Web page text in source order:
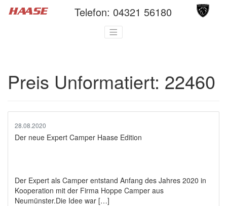
Telefon: 04321 56180
Preis Unformatiert: 22460
28.08.2020
Der neue Expert Camper Haase Edition
Der Expert als Camper entstand Anfang des Jahres 2020 in
Kooperation mit der Firma Hoppe Camper aus
Neumünster.Die Idee war […]